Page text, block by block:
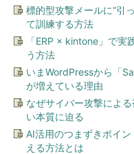
標的型攻撃メールに“引
て訓練する方法
「ERP × kintone」で
う方法
いまWordPressから「
が増えている理由
なぜサイバー攻撃によ
い本質に迫る
AI活用のつまずきポイ
える方法とは